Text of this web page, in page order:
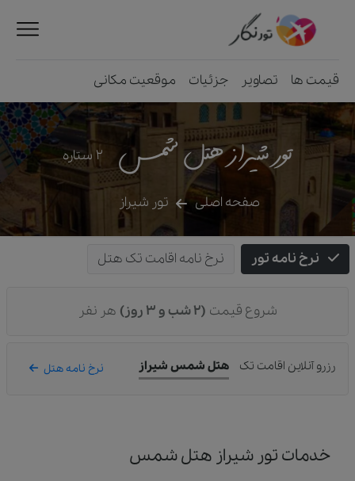
قیمت ها تصاویر جزئیات موقعیت مکانی
تور شیراز هتل شمس 2 ستاره
صفحه اصلی تور شیراز
خدمات تور شیراز هتل شمس
نرخ نامه تور نرخ نامه اقامت تک هتل
شروع قیمت (2 شب و 3 روز) هر نفر
رزرو آنلاین اقامت تک هتل شمس شیراز نرخ نامه هتل